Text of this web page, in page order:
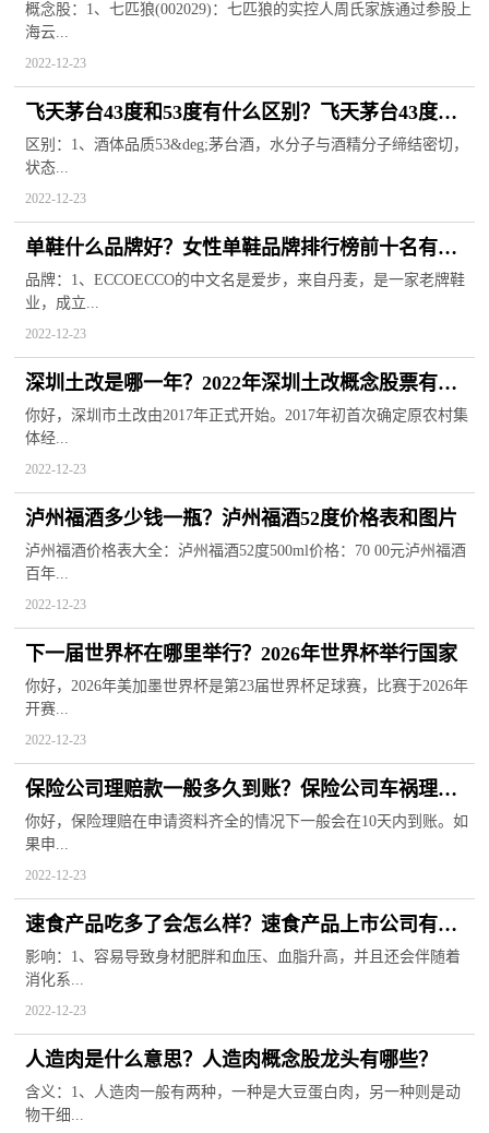
概念股：1、七匹狼(002029)：七匹狼的实控人周氏家族通过参股上
海云...
2022-12-23
飞天茅台43度和53度有什么区别？飞天茅台43度市
场价格
区别：1、酒体品质53&deg;茅台酒，水分子与酒精分子缔结密切，
状态...
2022-12-23
单鞋什么品牌好？女性单鞋品牌排行榜前十名有哪
些？
品牌：1、ECCOECCO的中文名是爱步，来自丹麦，是一家老牌鞋
业，成立...
2022-12-23
深圳土改是哪一年？2022年深圳土改概念股票有哪
些？
你好，深圳市土改由2017年正式开始。2017年初首次确定原农村集
体经...
2022-12-23
泸州福酒多少钱一瓶？泸州福酒52度价格表和图片
泸州福酒价格表大全：泸州福酒52度500ml价格：70 00元泸州福酒
百年...
2022-12-23
下一届世界杯在哪里举行？2026年世界杯举行国家
你好，2026年美加墨世界杯是第23届世界杯足球赛，比赛于2026年
开赛...
2022-12-23
保险公司理赔款一般多久到账？保险公司车祸理赔
标准
你好，保险理赔在申请资料齐全的情况下一般会在10天内到账。如
果申...
2022-12-23
速食产品吃多了会怎么样？速食产品上市公司有哪
些？
影响：1、容易导致身材肥胖和血压、血脂升高，并且还会伴随着
消化系...
2022-12-23
人造肉是什么意思？人造肉概念股龙头有哪些？
含义：1、人造肉一般有两种，一种是大豆蛋白肉，另一种则是动
物干细...